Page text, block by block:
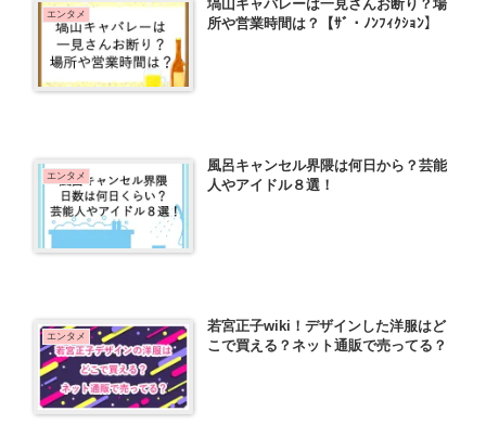
エンタメ
塙山キャバレーは一見さんお断り？場
所や営業時間は？【ｻﾞ・ﾉﾝﾌｨｸｼｮﾝ】
エンタメ
風呂キャンセル界隈は何日から？芸能
人やアイドル８選！
エンタメ
若宮正子wiki！デザインした洋服はど
こで買える？ネット通販で売ってる？